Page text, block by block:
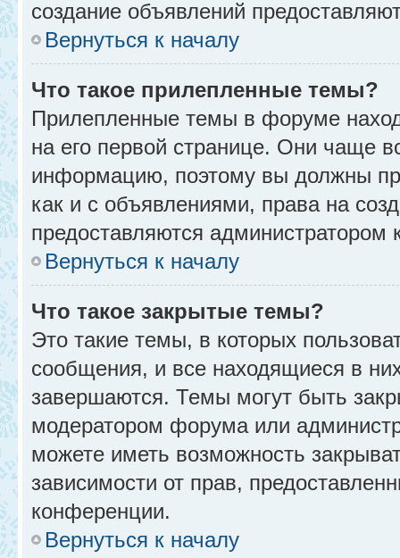
создание объявлений
Вернуться к началу
Что такое прилепленные темы?
Прилепленные темы в форуме
на его первой странице. Они чаще
информацию, поэтому вы должны
как и с объявлениями, права на
предоставляются администратором
Вернуться к началу
Что такое закрытые темы?
Это такие темы, в которых
сообщения, и все находящиеся в
завершаются. Темы могут быть
модератором форума или
можете иметь возможность
зависимости от прав,
конференции.
Вернуться к началу